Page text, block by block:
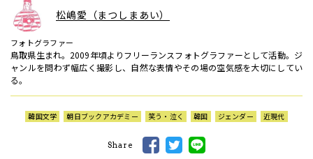
松嶋愛（まつしまあい）
フォトグラファー
鳥取県生まれ。2009年頃よりフリーランスフォトグラファーとして活動。ジ
ャンルを問わず幅広く撮影し、自然な表情やその場の空気感を大切にしてい
る。
韓国文学 朝日ブックアカデミー 笑う・泣く 韓国 ジェンダー 近現代
Share